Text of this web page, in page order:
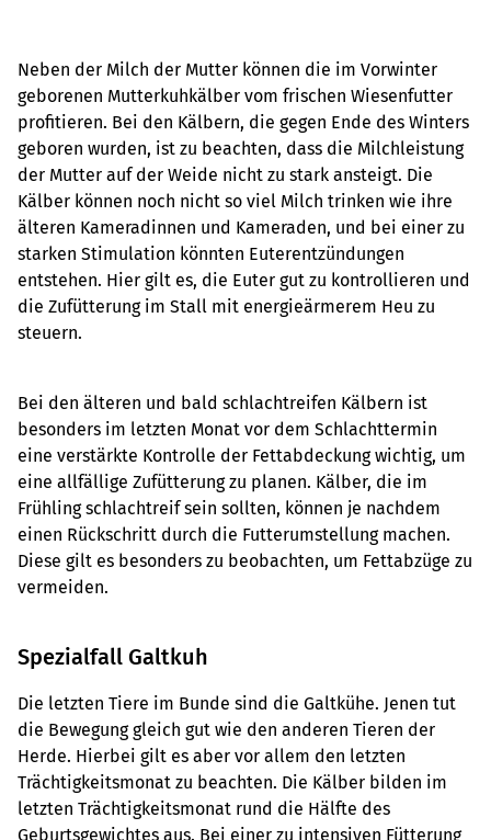
Neben der Milch der Mutter können die im Vorwinter
geborenen Mutterkuhkälber vom frischen Wiesenfutter
profitieren. Bei den Kälbern, die gegen Ende des Winters
geboren wurden, ist zu beachten, dass die Milchleistung
der Mutter auf der Weide nicht zu stark ansteigt. Die
Kälber können noch nicht so viel Milch trinken wie ihre
älteren Kameradinnen und Kameraden, und bei einer zu
starken Stimulation könnten Euterentzündungen
entstehen. Hier gilt es, die Euter gut zu kontrollieren und
die Zufütterung im Stall mit energieärmerem Heu zu
steuern.
Bei den älteren und bald schlachtreifen Kälbern ist
besonders im letzten Monat vor dem Schlachttermin
eine verstärkte Kontrolle der Fettabdeckung wichtig, um
eine allfällige Zufütterung zu planen. Kälber, die im
Frühling schlachtreif sein sollten, können je nachdem
einen Rückschritt durch die Futterumstellung machen.
Diese gilt es besonders zu beobachten, um Fettabzüge zu
vermeiden.
Spezialfall Galtkuh
Die letzten Tiere im Bunde sind die Galtkühe. Jenen tut
die Bewegung gleich gut wie den anderen Tieren der
Herde. Hierbei gilt es aber vor allem den letzten
Trächtigkeitsmonat zu beachten. Die Kälber bilden im
letzten Trächtigkeitsmonat rund die Hälfte des
Geburtsgewichtes aus. Bei einer zu intensiven Fütterung